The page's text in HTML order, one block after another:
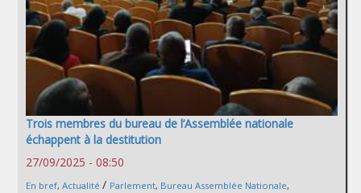
Trois membres du bureau de l’Assemblée nationale
échappent à la destitution
27/09/2025 - 08:50
En bref, Actualité / Parlement, Bureau Assemblée Nationale,